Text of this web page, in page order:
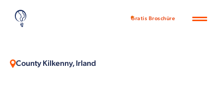
Gratis Broschüre
County Kilkenny, Irland